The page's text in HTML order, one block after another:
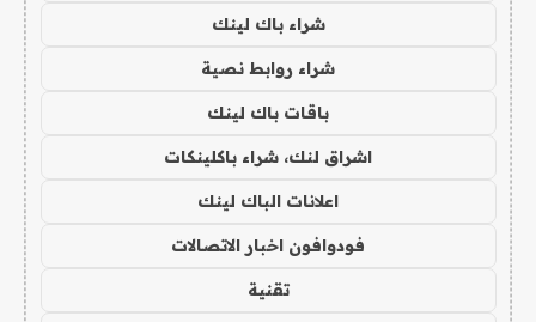
شراء باك لينك
شراء روابط نصية
باقات باك لينك
اشراق لنك، شراء باكلينكات
اعلانات الباك لينك
فودوافون اخبار الاتصالات
تقنية